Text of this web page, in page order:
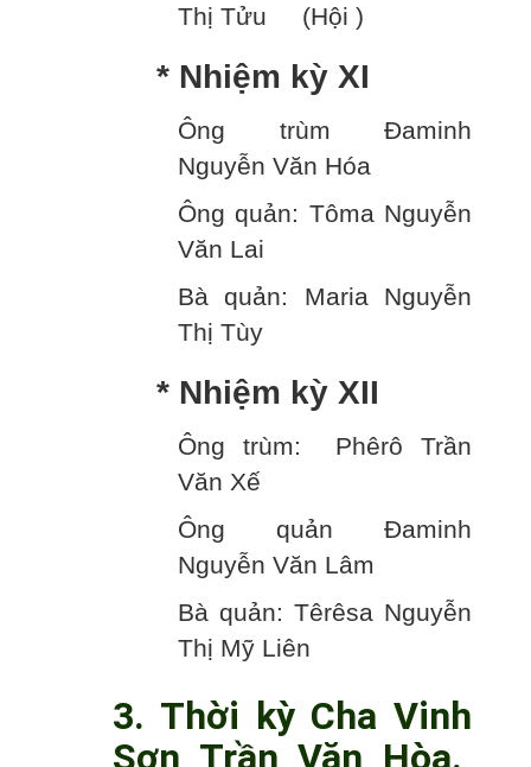
Thị Tửu (Hội )
* Nhiệm kỳ XI
Ông trùm Đaminh
Nguyễn Văn Hóa
Ông quản: Tôma Nguyễn
Văn Lai
Bà quản: Maria Nguyễn
Thị Tùy
* Nhiệm kỳ XII
Ông trùm: Phêrô Trần
Văn Xế
Ông quản Đaminh
Nguyễn Văn Lâm
Bà quản: Têrêsa Nguyễn
Thị Mỹ Liên
3. Thời kỳ Cha Vinh
Sơn Trần Văn Hòa.